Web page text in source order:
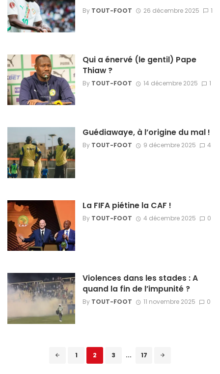
By TOUT-FOOT 26 décembre 2025 1
Qui a énervé (le gentil) Pape
Thiaw ?
By TOUT-FOOT 14 décembre 2025 1
Guédiawaye, à l’origine du mal !
By TOUT-FOOT 9 décembre 2025 4
La FIFA piétine la CAF !
By TOUT-FOOT 4 décembre 2025 0
Violences dans les stades : A
quand la fin de l’impunité ?
By TOUT-FOOT 11 novembre 2025 0
1 2 3 ... 17